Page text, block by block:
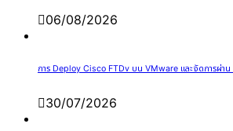
06/08/2026
การ Deploy Cisco FTDv บน VMware และจัดการผ่าน
30/07/2026